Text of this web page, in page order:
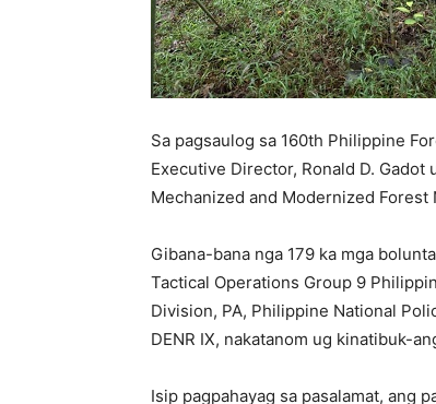
Sa pagsaulog sa 160th Philippine
Executive Director, Ronald D.
Mechanized and Modernized Forest
Gibana-bana nga 179 ka mga
Tactical Operations Group 9
Division, PA, Philippine National
DENR IX, nakatanom ug kinatibuk-
Isip pagpahayag sa pasalamat, ang